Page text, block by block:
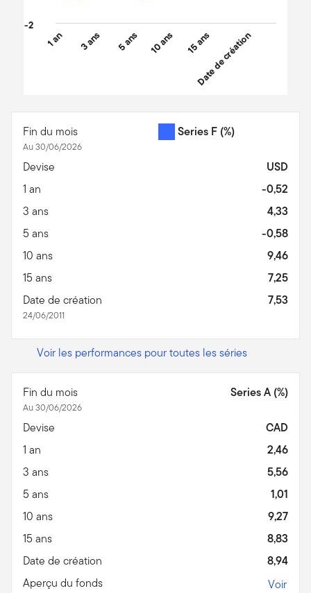
1 an 3 ans 5 ans 10 ans 15 ans
Date de création
-2
Fin du mois
Au 30/06/2026
Series F (%)
Devise
USD
1 an
-0,52
3 ans
4,33
5 ans
-0,58
10 ans
9,46
15 ans
7,25
Date de création
24/06/2011
7,53
Voir les performances pour toutes les séries
Fin du mois
Au 30/06/2026
Series A (%)
Devise
CAD
1 an
2,46
3 ans
5,56
5 ans
1,01
10 ans
9,27
15 ans
8,83
Date de création
8,94
Aperçu du fonds
Voir